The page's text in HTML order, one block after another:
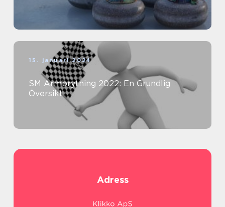
15. januari 2024
SM Armbrytning 2022: En Grundlig
Översikt
Adress